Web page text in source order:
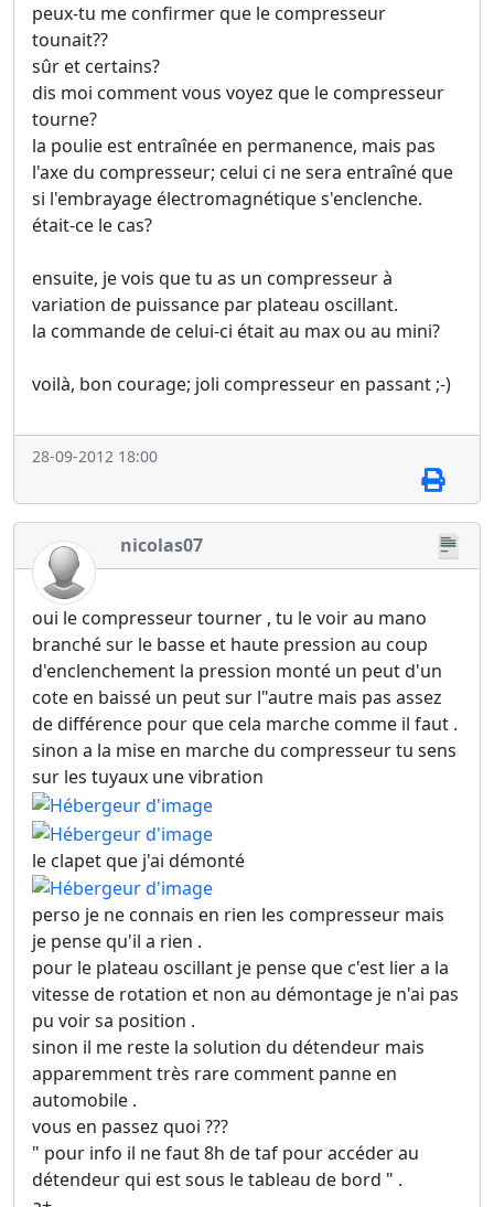
peux-tu me confirmer que le compresseur
tounait??
sûr et certains?
dis moi comment vous voyez que le compresseur
tourne?
la poulie est entraînée en permanence, mais pas
l'axe du compresseur; celui ci ne sera entraîné que
si l'embrayage électromagnétique s'enclenche.
était-ce le cas?
ensuite, je vois que tu as un compresseur à
variation de puissance par plateau oscillant.
la commande de celui-ci était au max ou au mini?
voilà, bon courage; joli compresseur en passant ;-)
28-09-2012 18:00
nicolas07
oui le compresseur tourner , tu le voir au mano
branché sur le basse et haute pression au coup
d'enclenchement la pression monté un peut d'un
cote en baissé un peut sur l"autre mais pas assez
de différence pour que cela marche comme il faut .
sinon a la mise en marche du compresseur tu sens
sur les tuyaux une vibration
le clapet que j'ai démonté
perso je ne connais en rien les compresseur mais
je pense qu'il a rien .
pour le plateau oscillant je pense que c'est lier a la
vitesse de rotation et non au démontage je n'ai pas
pu voir sa position .
sinon il me reste la solution du détendeur mais
apparemment très rare comment panne en
automobile .
vous en passez quoi ???
" pour info il ne faut 8h de taf pour accéder au
détendeur qui est sous le tableau de bord " .